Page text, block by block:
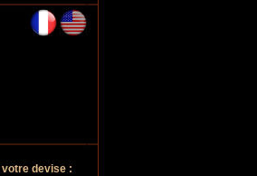
devise :